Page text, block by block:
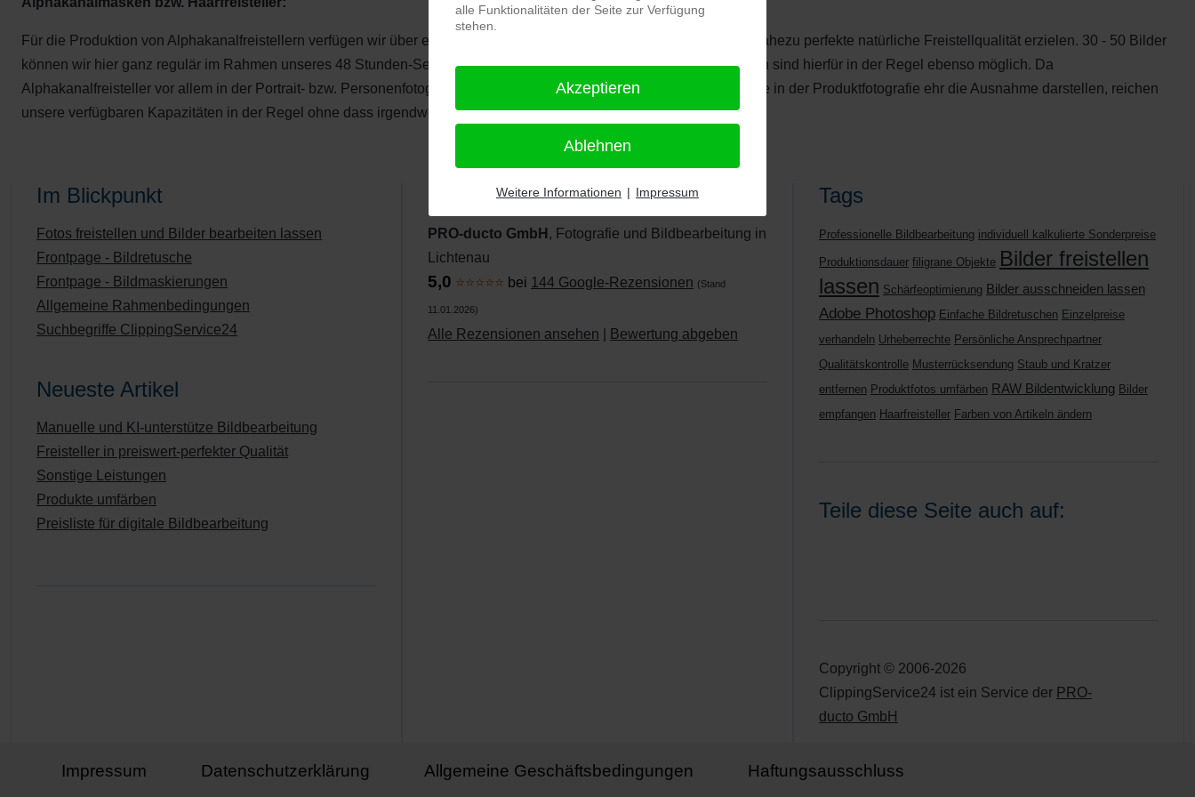
Für die Produktion von Alphakanalfreistellern verfügen wir über einige wenige Spezialisten, die eine hervorragende, nahezu perfekte natürliche Freistellqualität erzielen. 30 - 50 Bilder
können wir hier ganz regulär im Rahmen unseres 48 Stunden-Services liefern. Expressbuchungen für kleinere Mengen sind hierfür in der Regel ebenso möglich. Da
Alphakanalfreisteller vor allem in der Portrait- bzw. Personenfotografie benötigt werden, also große Bedarfsmengen wie in der Produktfotografie ehr die Ausnahme darstellen, reichen
unsere verfügbaren Kapazitäten in der Regel ohne dass irgendwelche Engpässe zu erwarten sind.
Im Blickpunkt
Fotos freistellen und Bilder bearbeiten lassen
Frontpage - Bildretusche
Frontpage - Bildmaskierungen
Allgemeine Rahmenbedingungen
Suchbegriffe ClippingService24
Neueste Artikel
Manuelle und KI-unterstütze Bildbearbeitung
Freisteller in preiswert-perfekter Qualität
Sonstige Leistungen
Produkte umfärben
Preisliste für digitale Bildbearbeitung
PRO-ducto GmbH , Fotografie und Bildbearbeitung in
Lichtenau
5,0 ⭐⭐⭐⭐⭐ bei 144 Google-Rezensionen (Stand
11.01.2026)
Alle Rezensionen ansehen Bewertung abgeben
Tags
Professionelle Bildbearbeitung individuell kalkulierte Sonderpreise
Produktionsdauer filigrane Objekte Bilder freistellen
lassen Schärfeoptimierung Bilder ausschneiden lassen
Adobe Photoshop Einfache Bildretuschen Einzelpreise
verhandeln Urheberrechte Persönliche Ansprechpartner
Qualitätskontrolle Musterrücksendung Staub und Kratzer
entfernen Produktfotos umfärben RAW Bildentwicklung Bilder
empfangen Haarfreisteller Farben von Artikeln ändern
Teile diese Seite auch auf:
Copyright © 2006-2026
ClippingService24 ist ein Service der PRO-
ducto GmbH
Impressum Datenschutzerklärung Allgemeine Geschäftsbedingungen Haftungsausschluss
alle Funktionalitäten der Seite zur Verfügung
stehen.
Akzeptieren
Ablehnen
Weitere Informationen | Impressum